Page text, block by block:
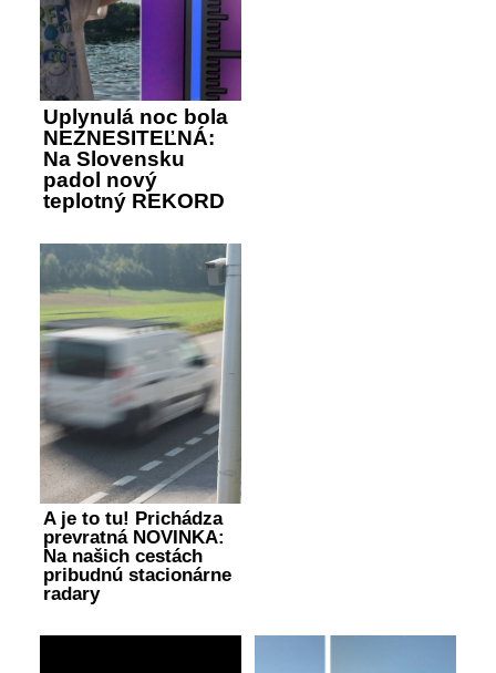
Uplynulá noc bola
NEZNESITEĽNÁ:
Na Slovensku
padol nový
teplotný REKORD
A je to tu! Prichádza
prevratná NOVINKA:
Na našich cestách
pribudnú stacionárne
radary